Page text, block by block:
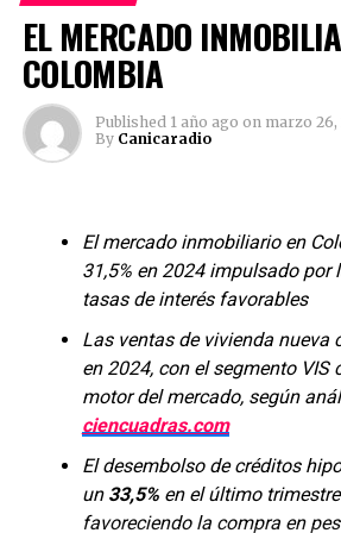
Canicaradio
Comparte esto:
Twitter
Facebook
Mastodon
Email
Renovar su matrícula de manera
negocios y le permite acceder a
empresariales.
del 31 de marzo, la Cámara de
ofrece asesorías, formación y
fortalecimiento empresarial.
más de 600 servicios gratuitos
necesidades.
La CCB invita a todas las empresas
EL MERCADO
COLOMBIA
Published 1 año ago on marzo 26,
By Canicaradio
El mercado inmobiliario en
31,5% en 2024 impulsado por
tasas de interés favorables
Las ventas de vivienda nueva
en 2024, con el segmento VIS
motor del mercado, según
ciencuadras.com
El desembolso de créditos
un 33,5%en el último
favoreciendo la compra en